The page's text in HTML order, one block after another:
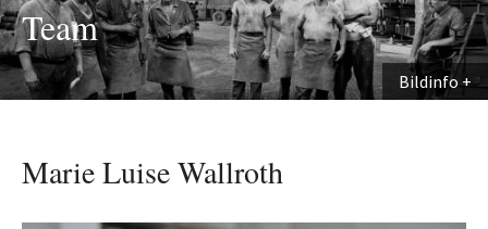
Team
Bildinfo
Marie Luise Wallroth